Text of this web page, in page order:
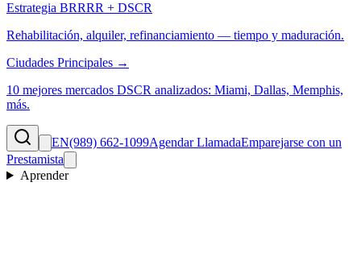
Estrategia BRRRR + DSCR
Rehabilitación, alquiler, refinanciamiento — tiempo y maduración.
Ciudades Principales →
10 mejores mercados DSCR analizados: Miami, Dallas, Memphis,
más.
EN(989) 662-1099Agendar LlamadaEmparejarse con un
Prestamista
Aprender